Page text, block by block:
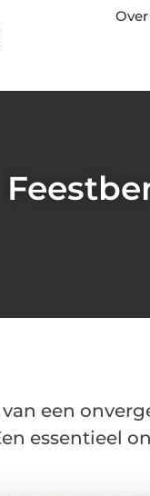
een
essentieel